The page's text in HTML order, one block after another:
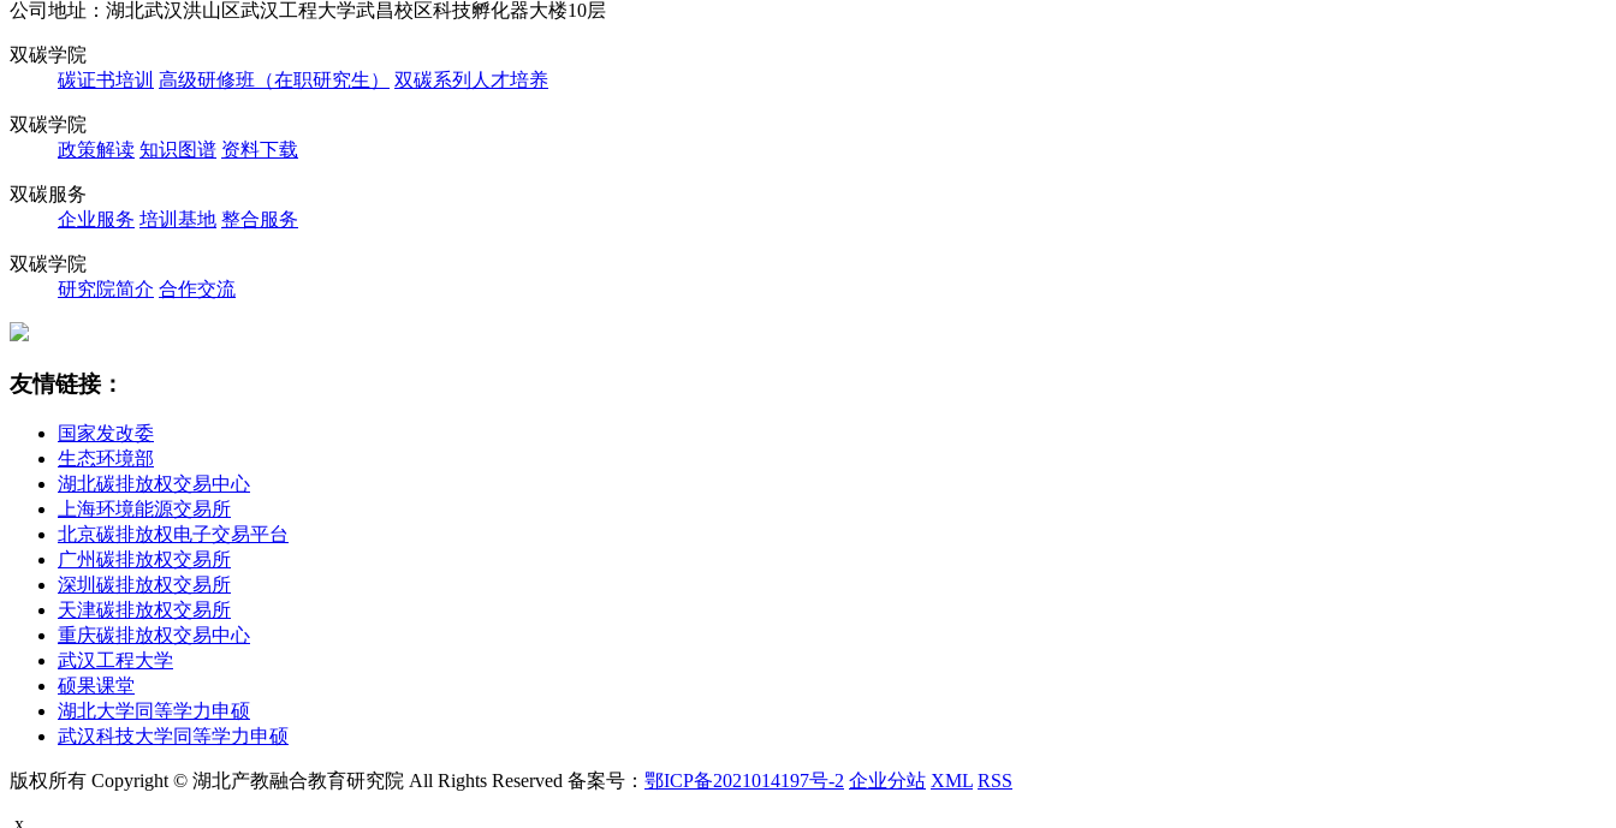
公司地址：湖北武汉洪山区武汉工程大学武昌校区科技孵化器大楼10层
双碳学院
碳证书培训 高级研修班（在职研究生） 双碳系列人才培养
双碳学院
政策解读 知识图谱 资料下载
双碳服务
企业服务 培训基地 整合服务
双碳学院
研究院简介 合作交流
友情链接：
国家发改委
生态环境部
湖北碳排放权交易中心
上海环境能源交易所
北京碳排放权电子交易平台
广州碳排放权交易所
深圳碳排放权交易所
天津碳排放权交易所
重庆碳排放权交易中心
武汉工程大学
硕果课堂
湖北大学同等学力申硕
武汉科技大学同等学力申硕
版权所有 Copyright © 湖北产教融合教育研究院 All Rights Reserved 备案号： 鄂ICP备2021014197号-2 企业分站 XML RSS